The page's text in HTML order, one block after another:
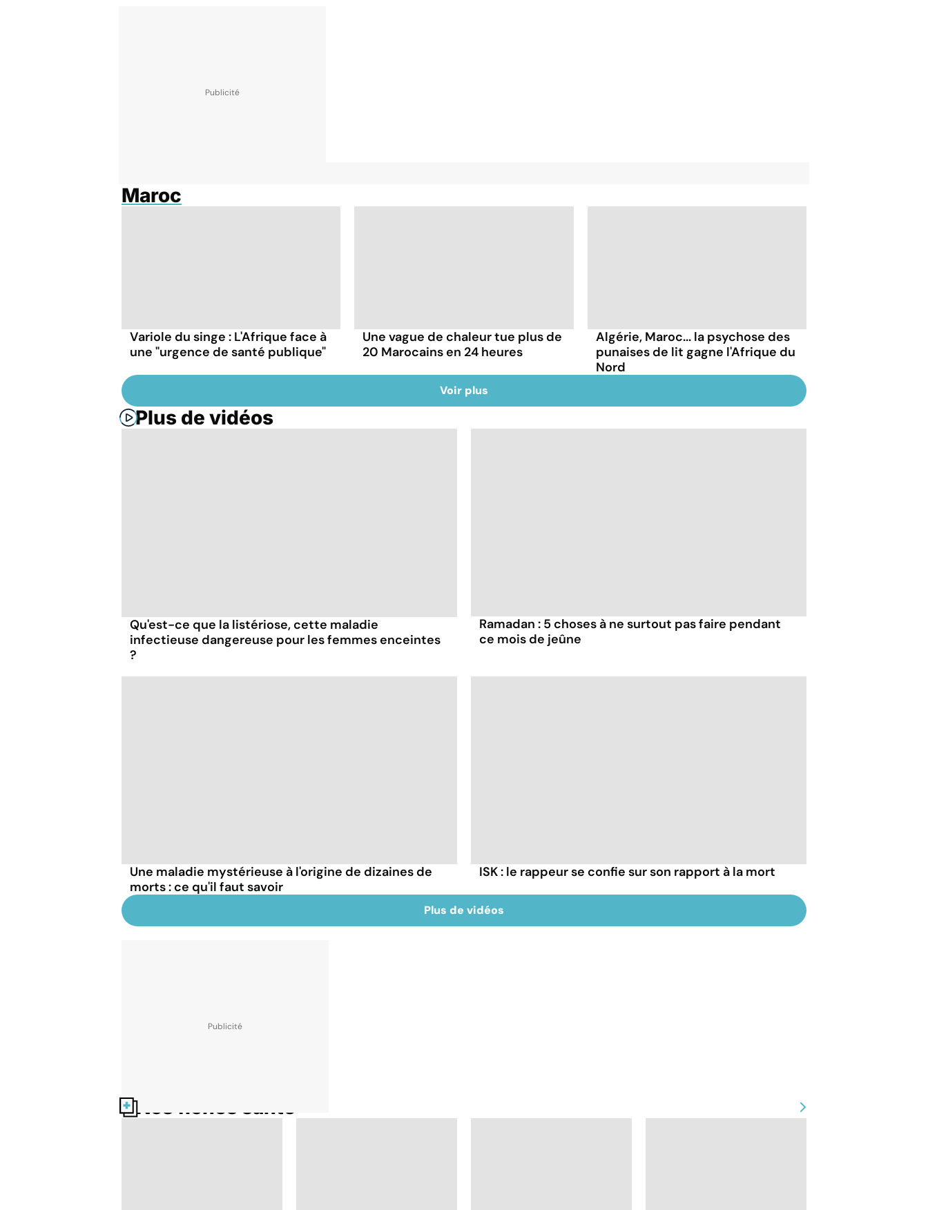
Maroc
Variole du singe : L'Afrique face à
une "urgence de santé publique"
Une vague de chaleur tue plus de
20 Marocains en 24 heures
Algérie, Maroc... la psychose des
punaises de lit gagne l'Afrique du
Nord
Voir plus
Plus de vidéos
Qu'est-ce que la listériose, cette maladie
infectieuse dangereuse pour les femmes enceintes
?
Ramadan : 5 choses à ne surtout pas faire pendant
ce mois de jeûne
Une maladie mystérieuse à l'origine de dizaines de
morts : ce qu'il faut savoir
ISK : le rappeur se confie sur son rapport à la mort
Plus de vidéos
Nos fiches santé